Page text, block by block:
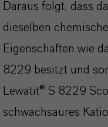
Daraus folgt, dass
dieselben
Eigenschaften wie
8229 besitzt und
Lewatit® S 8229
schwachsaures